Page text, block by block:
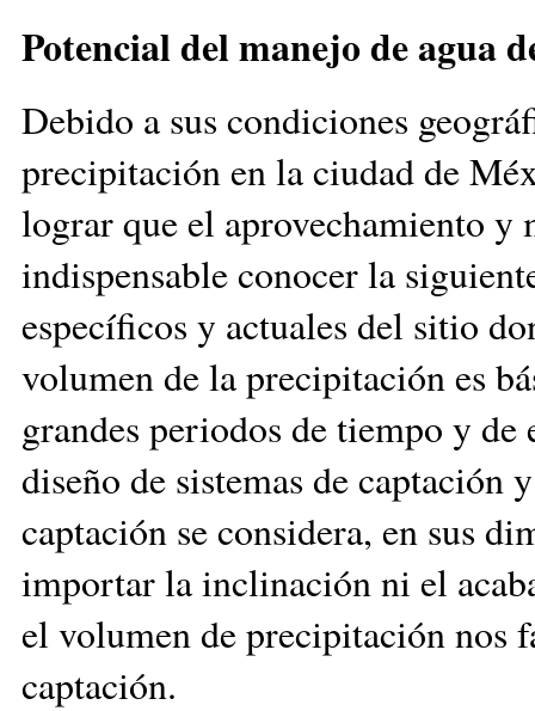
Potencial del manejo de agua
Debido a sus condiciones
precipitación en la ciudad de
lograr que el aprovechamiento y
indispensable conocer la
específicos y actuales del sitio
volumen de la precipitación es
grandes periodos de tiempo y
diseño de sistemas de
captación se considera, en sus
importar la inclinación ni el
el volumen de precipitación nos
captación.